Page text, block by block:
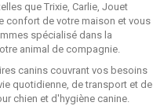
que Trixie, Carlie, Jouet
confort de votre maison et vous
spécialisé dans la
animal de compagnie.
canins couvrant vos besoins
quotidienne, de transport et de
chien et d'hygiène canine.